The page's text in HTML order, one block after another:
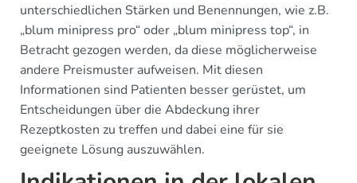
unterschiedlichen Stärken und Benennungen, wie z.B.
„blum minipress pro“ oder „blum minipress top“, in
Betracht gezogen werden, da diese möglicherweise
andere Preismuster aufweisen. Mit diesen
Informationen sind Patienten besser gerüstet, um
Entscheidungen über die Abdeckung ihrer
Rezeptkosten zu treffen und dabei eine für sie
geeignete Lösung auszuwählen.